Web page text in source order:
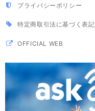
プライバシーポリシー
特定商取引法に基づく表記
OFFICIAL WEB